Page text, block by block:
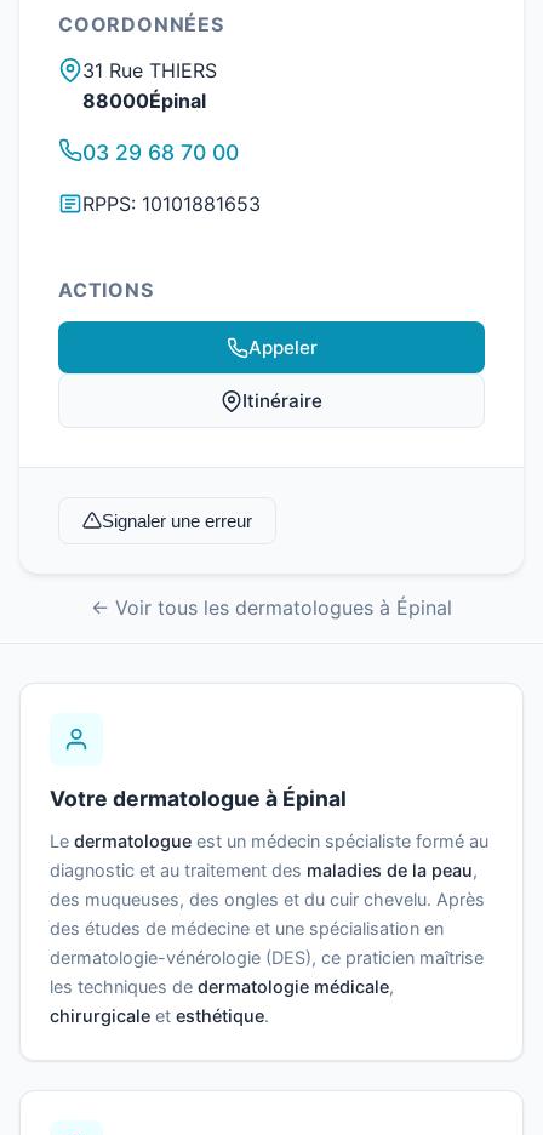
COORDONNÉES
31 Rue THIERS
88000Épinal
03 29 68 70 00
RPPS: 10101881653
ACTIONS
Appeler
Itinéraire
Signaler une erreur
← Voir tous les dermatologues à Épinal
Votre dermatologue à Épinal
Le dermatologue est un médecin spécialiste formé au
diagnostic et au traitement des maladies de la peau,
des muqueuses, des ongles et du cuir chevelu. Après
des études de médecine et une spécialisation en
dermatologie-vénérologie (DES), ce praticien maîtrise
les techniques de dermatologie médicale,
chirurgicale et esthétique.